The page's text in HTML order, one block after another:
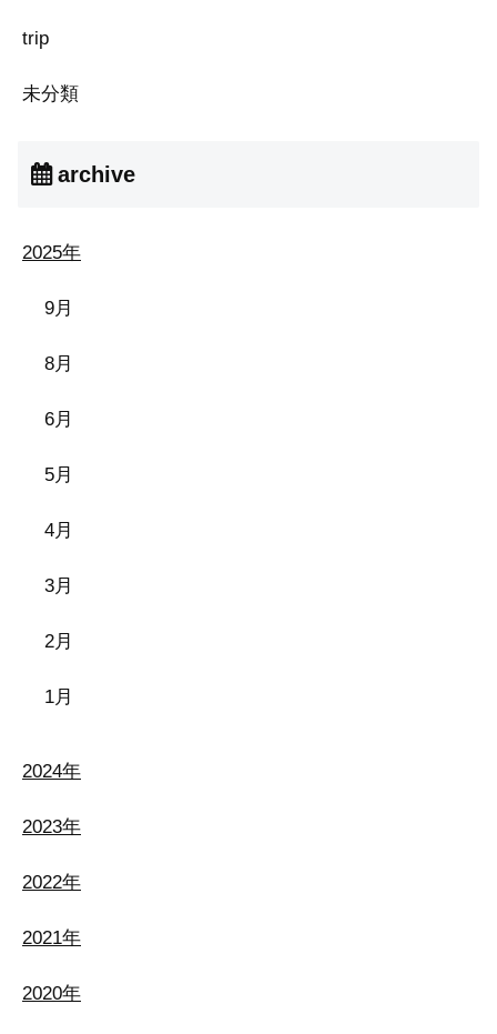
trip
未分類
archive
2025年
9月
8月
6月
5月
4月
3月
2月
1月
2024年
2023年
2022年
2021年
2020年